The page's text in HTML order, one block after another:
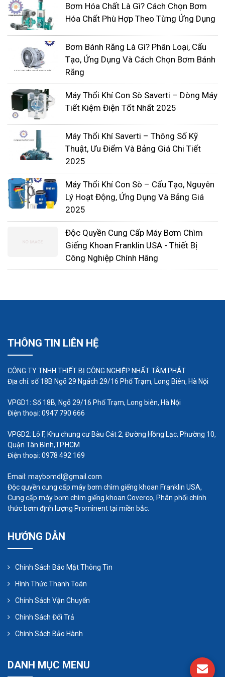
dụng khác nhau, hiện nay sản phẩm máy thổi khí
đang bán trên thị trường có đa dạng chủng loại và
giá khác nhau.
Công ty có nhiều năm kinh nghiệm trong lĩnh vực
cung cấp động cơ điện, máy thổi khí, máy bơm
chìm nước thải, máy bơm hóa chất...phục vụ cho
Với sự kết hợp công nghệ tiên tiến trong xử lý
nước thải các ngành công nghiệp, nông nghiệp,
nước thải sinh hoạt...chúng tôi rất mong được
chung tay cùng các doanh nghiệp sản xuất xử lý
tiêu chuẩn như mong muốn, giúp các doanh
ta phát triển bền vững.
Nhất Tâm Phát- nhà cung cấp máy thổi khí con
cho khách hàng sản phẩm chất lượng cao mới
Bơm Hóa Chất Là Gì? Cách Chọn Bơm
Hóa Chất Phù Hợp Theo Từng Ứng Dụng
Bơm Bánh Răng Là Gì? Phân Loại, Cấu
Tạo, Ứng Dụng Và Cách Chọn Bơm Bánh
Răng
Máy Thổi Khí Con Sò Saverti – Dòng Máy
Tiết Kiệm Điện Tốt Nhất 2025
Máy Thổi Khí Saverti – Thông Số Kỹ
Thuật, Ưu Điểm Và Bảng Giá Chi Tiết
2025
Máy Thổi Khí Con Sò – Cấu Tạo, Nguyên
Lý Hoạt Động, Ứng Dụng Và Bảng Giá
2025
Độc Quyền Cung Cấp Máy Bơm Chìm
Giếng Khoan Franklin USA - Thiết Bị
Công Nghiệp Chính Hãng
THÔNG TIN LIÊN HỆ
CÔNG TY TNHH THIẾT BỊ CÔNG NGHIỆP NHẤT TÂM PHÁT
Địa chỉ: số 18B Ngõ 29 Ngách 29/16 Phố Trạm, Long Biên, Hà Nội
VPGD1: Số 18B, Ngõ 29/16 Phố Trạm, Long biên, Hà Nội
Điện thoại: 0947 790 666
VPGD2: Lô F, Khu chung cư Bàu Cát 2, Đường Hồng Lạc, Phường 10,
Quận Tân Bình,TP.HCM
Điện thoại: 0978 492 169
Email: maybomdl@gmail.com
Độc quyền cung cấp máy bơm chìm giếng khoan Franklin USA,
Cung cấp máy bơm chìm giếng khoan Coverco, Phân phối chính
thức bơm định lượng Prominent tại miền bắc.
HƯỚNG DẪN
Chính Sách Bảo Mật Thông Tin
Hình Thức Thanh Toán
Chính Sách Vận Chuyển
Chính Sách Đổi Trả
Chính Sách Bảo Hành
DANH MỤC MENU